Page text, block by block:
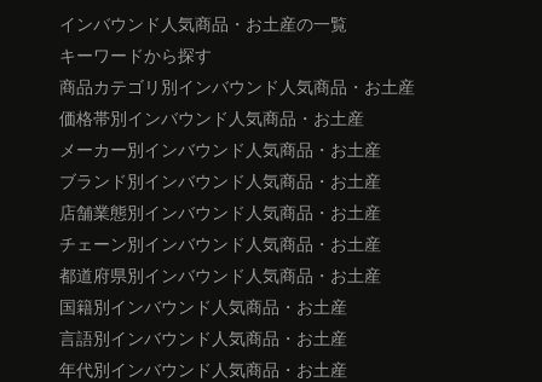
インバウンド人気商品・お土産の一覧
キーワードから探す
商品カテゴリ別インバウンド人気商品・お土産
価格帯別インバウンド人気商品・お土産
メーカー別インバウンド人気商品・お土産
ブランド別インバウンド人気商品・お土産
店舗業態別インバウンド人気商品・お土産
チェーン別インバウンド人気商品・お土産
都道府県別インバウンド人気商品・お土産
国籍別インバウンド人気商品・お土産
言語別インバウンド人気商品・お土産
年代別インバウンド人気商品・お土産